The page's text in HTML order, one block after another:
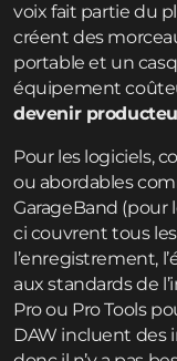
voix fait partie du
créent des
portable et un
équipement
devenir
Pour les logiciels,
ou abordables
GarageBand (pour
ci couvrent tous
l’enregistrement,
aux standards de
Pro ou Pro Tools
DAW incluent des